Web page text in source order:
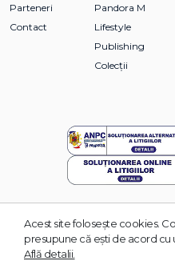
Parteneri
Contact
Pandora M
Lifestyle
Publishing
Colecții
© 2026 Grupul Editorial
Acest site foloseşte cookies.
presupune că eşti de acord cu
Află detalii.